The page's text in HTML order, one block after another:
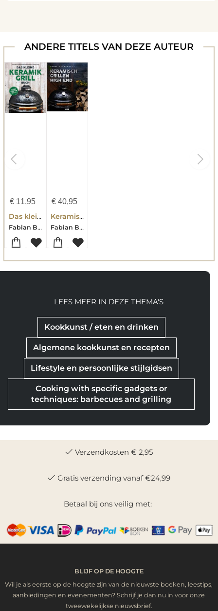
ANDERE TITELS VAN DEZE AUTEUR
€11,95
Das kleine Keramikgrill-Buch
Fabian Beck-Giuseppe Messina-Rob Reinkemeyer-Stephan Stohl
€40,95
Keramisch Grillen in Perfektion
Fabian Beck-Giuseppe Messina-Rob Reinkemeyer-Stephan Stohl
Kookkunst / eten en drinken
Algemene kookkunst en recepten
Lifestyle en persoonlijke stijlgidsen
Cooking with specific gadgets or
techniques: barbecues and grilling
LEES MEER IN DEZE THEMA'S
Verzendkosten € 2,95
Gratis verzending vanaf €24,99
Betaal bij ons veilig met:
BLIJF OP DE HOOGTE
Wil je als eerste op de hoogte zijn van de nieuwste boeken, leestips,
aanbiedingen en evenementen? Schrijf je dan nu in voor onze
tweewekelijkse nieuwsbrief.